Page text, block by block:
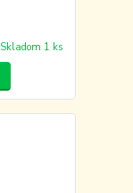
Skladom 1 ks